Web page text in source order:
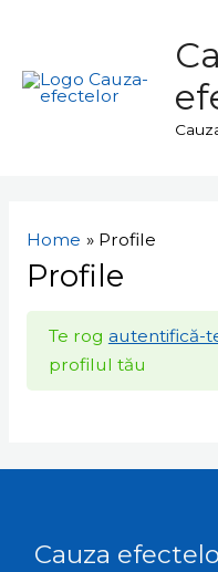
content
Home Profile
Profile
Te rog autentifică-
profilul tău
Cauza